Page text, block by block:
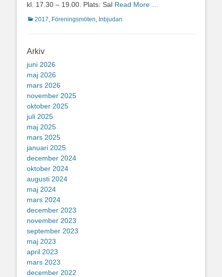
kl. 17.30 – 19.00. Plats: Sal Read More …
Kategorier
2017, Föreningsmöten, Inbjudan
Arkiv
juni 2026
maj 2026
mars 2026
november 2025
oktober 2025
juli 2025
maj 2025
mars 2025
januari 2025
december 2024
oktober 2024
augusti 2024
maj 2024
mars 2024
december 2023
november 2023
september 2023
maj 2023
april 2023
mars 2023
december 2022